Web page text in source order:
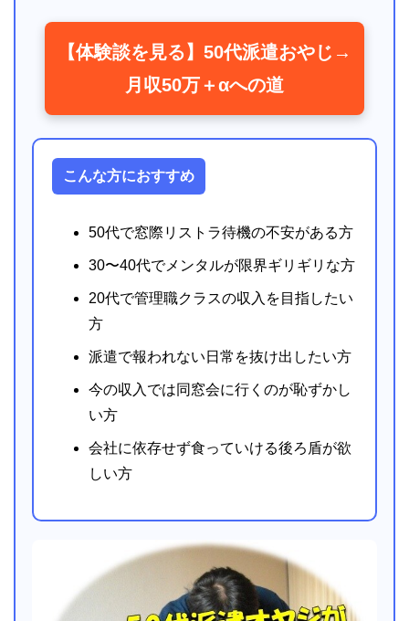
【体験談を見る】50代派遣おやじ→
月収50万＋αへの道
こんな方におすすめ
50代で窓際リストラ待機の不安がある方
30〜40代でメンタルが限界ギリギリな方
20代で管理職クラスの収入を目指したい
方
派遣で報われない日常を抜け出したい方
今の収入では同窓会に行くのが恥ずかし
い方
会社に依存せず食っていける後ろ盾が欲
しい方